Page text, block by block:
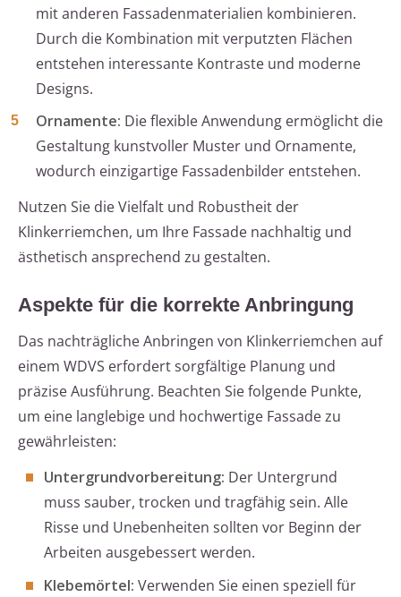
mit anderen Fassadenmaterialien kombinieren.
Durch die Kombination mit verputzten Flächen
entstehen interessante Kontraste und moderne
Designs.
Ornamente: Die flexible Anwendung ermöglicht die
Gestaltung kunstvoller Muster und Ornamente,
wodurch einzigartige Fassadenbilder entstehen.
Nutzen Sie die Vielfalt und Robustheit der
Klinkerriemchen, um Ihre Fassade nachhaltig und
ästhetisch ansprechend zu gestalten.
Aspekte für die korrekte Anbringung
Das nachträgliche Anbringen von Klinkerriemchen auf
einem WDVS erfordert sorgfältige Planung und
präzise Ausführung. Beachten Sie folgende Punkte,
um eine langlebige und hochwertige Fassade zu
gewährleisten:
Untergrundvorbereitung: Der Untergrund
muss sauber, trocken und tragfähig sein. Alle
Risse und Unebenheiten sollten vor Beginn der
Arbeiten ausgebessert werden.
Klebemörtel: Verwenden Sie einen speziell für